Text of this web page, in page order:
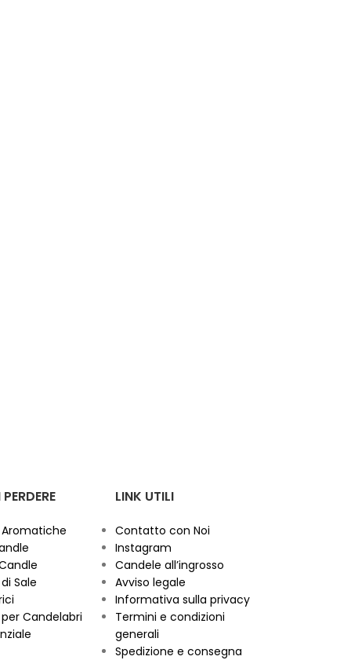
Sale
Candelabri
LINK UTILI
Contatto con Noi
Instagram
Candele all’ingrosso
Avviso legale
Informativa sulla privacy
Termini e condizioni
generali
Spedizione e consegna